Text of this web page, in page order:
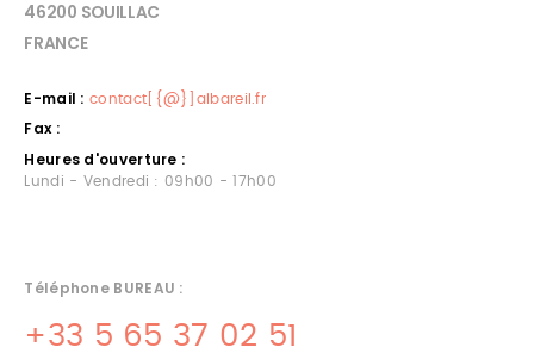
46200 SOUILLAC
FRANCE
E-mail : contact[{@}]albareil.fr
Fax :
Heures d'ouverture :
Lundi - Vendredi : 09h00 - 17h00
Téléphone BUREAU :
+33 5 65 37 02 51